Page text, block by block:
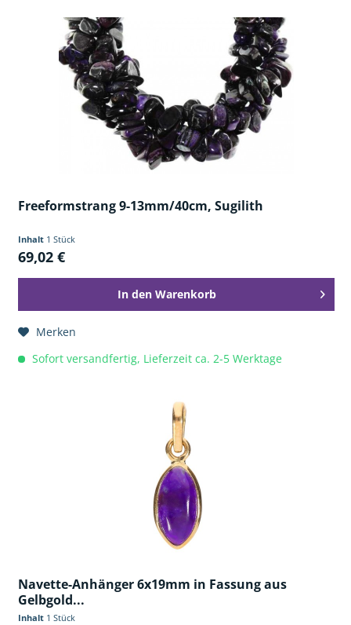
Freeformstrang 9-13mm/40cm, Sugilith
Inhalt 1 Stück
69,02 €
In den Warenkorb
Merken
Sofort versandfertig, Lieferzeit ca. 2-5 Werktage
Navette-Anhänger 6x19mm in Fassung aus
Gelbgold...
Inhalt 1 Stück